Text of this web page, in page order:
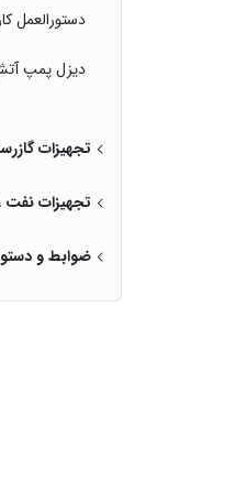
دستورالعمل
دیزل پمپ
تجهیزات
تجهیزات نفت
ضوابط و